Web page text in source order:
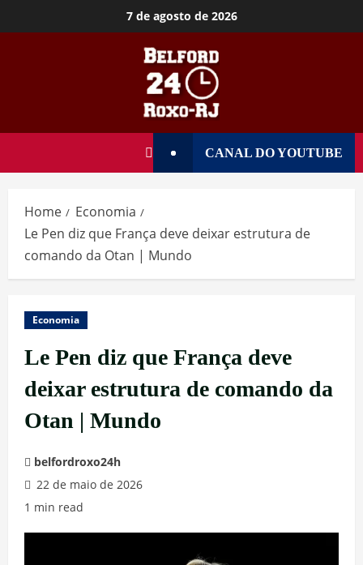
7 de agosto de 2026
CANAL DO YOUTUBE
Home
Economia
Le Pen diz que França deve deixar estrutura de
comando da Otan | Mundo
Economia
Le Pen diz que França deve
deixar estrutura de comando da
Otan | Mundo
belfordroxo24h
22 de maio de 2026
1 min read